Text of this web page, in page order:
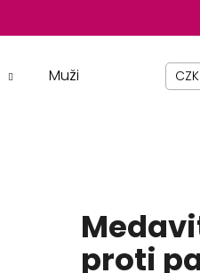
Muži BeautyCZK
proti